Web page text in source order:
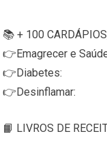
📚 + 100
👉Emagrecer e
👉Diabetes:
👉Desinflamar:
📙 LIVROS DE